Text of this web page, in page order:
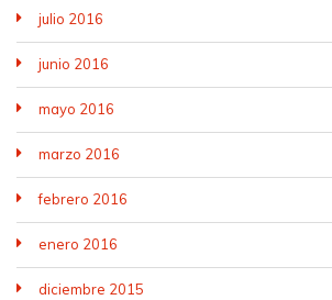
julio 2016
junio 2016
mayo 2016
marzo 2016
febrero 2016
enero 2016
diciembre 2015